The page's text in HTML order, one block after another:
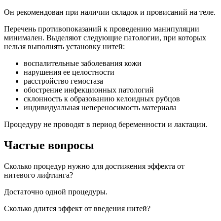
Он рекомендован при наличии складок и провисаний на теле.
Перечень противопоказаний к проведению манипуляции
минимален. Выделяют следующие патологии, при которых
нельзя выполнять установку нитей:
воспалительные заболевания кожи
нарушения ее целостности
расстройство гемостаза
обострение инфекционных патологий
склонность к образованию келоидных рубцов
индивидуальная непереносимость материала
Процедуру не проводят в период беременности и лактации.
Частые вопросы
Сколько процедур нужно для достижения эффекта от
нитевого лифтинга?
Достаточно одной процедуры.
Сколько длится эффект от введения нитей?